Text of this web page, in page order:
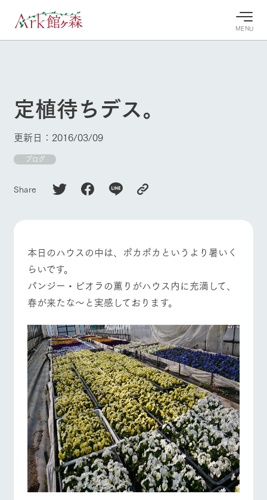
MENU
牧場へ行
営業時
間・料金
交通アク
セス
よくいた
だく質問
団体のお
客様へ
よく見られている情報
今日の牧
本日の営業時間
や牧場の天気、
状況などを毎日
Ark館ヶ森で開
催しているイベ
情報やスケジュ
ビゲート
施設・体験情報
フラワー
ガーデン
花のある美しい
自然環境の中、
季節の移り変わ
りを存分に味わ
う
動物とふ
れあう
触れて、感じ
て、学ぶ。館ヶ
森の雄大な自然
なかで動物とふ
れあう
ツリーハウスや
各種体験教室な
ど、楽しみなが
ら学べる様々な
アクティビティ
レストラ
ン
牧場の生産品を
知り尽くした料
理人が腕を振
い、ビュッフェ
スタイルで提供
ショップ
／お買い
物
丹精込めて育て
た生産品をはじ
め、牧場産の逸
品を取り揃えた
店舗
牧場マッ
プ
牧場マップのダ
ウンロード
Ark館ヶ森について
牧場に行く
生産品を見る
ArkFarm Wedding
お知らせ
ブログ
お問い合わせ・資料請求
生産品カタログ・資料DL
English (Google Translate)
ネットショップ
今日の牧場 牧場の楽しみ方
イベント/フェア レストラン/BBQ フラワーガーデン
動物とふれあう アクティビティ/体験 ショップ/お買い物
牧場マップを見る 周遊バス
定植待ちデス。
更新日：2016/03/09
ブログ
Share
本日のハウスの中は、ポカポカというより暑いく
らいです。
パンジー・ビオラの薫りがハウス内に充満して、
春が来たな～と実感しております。